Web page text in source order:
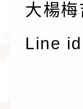
大楊
Line